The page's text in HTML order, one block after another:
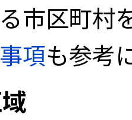
市区町村
項も参考